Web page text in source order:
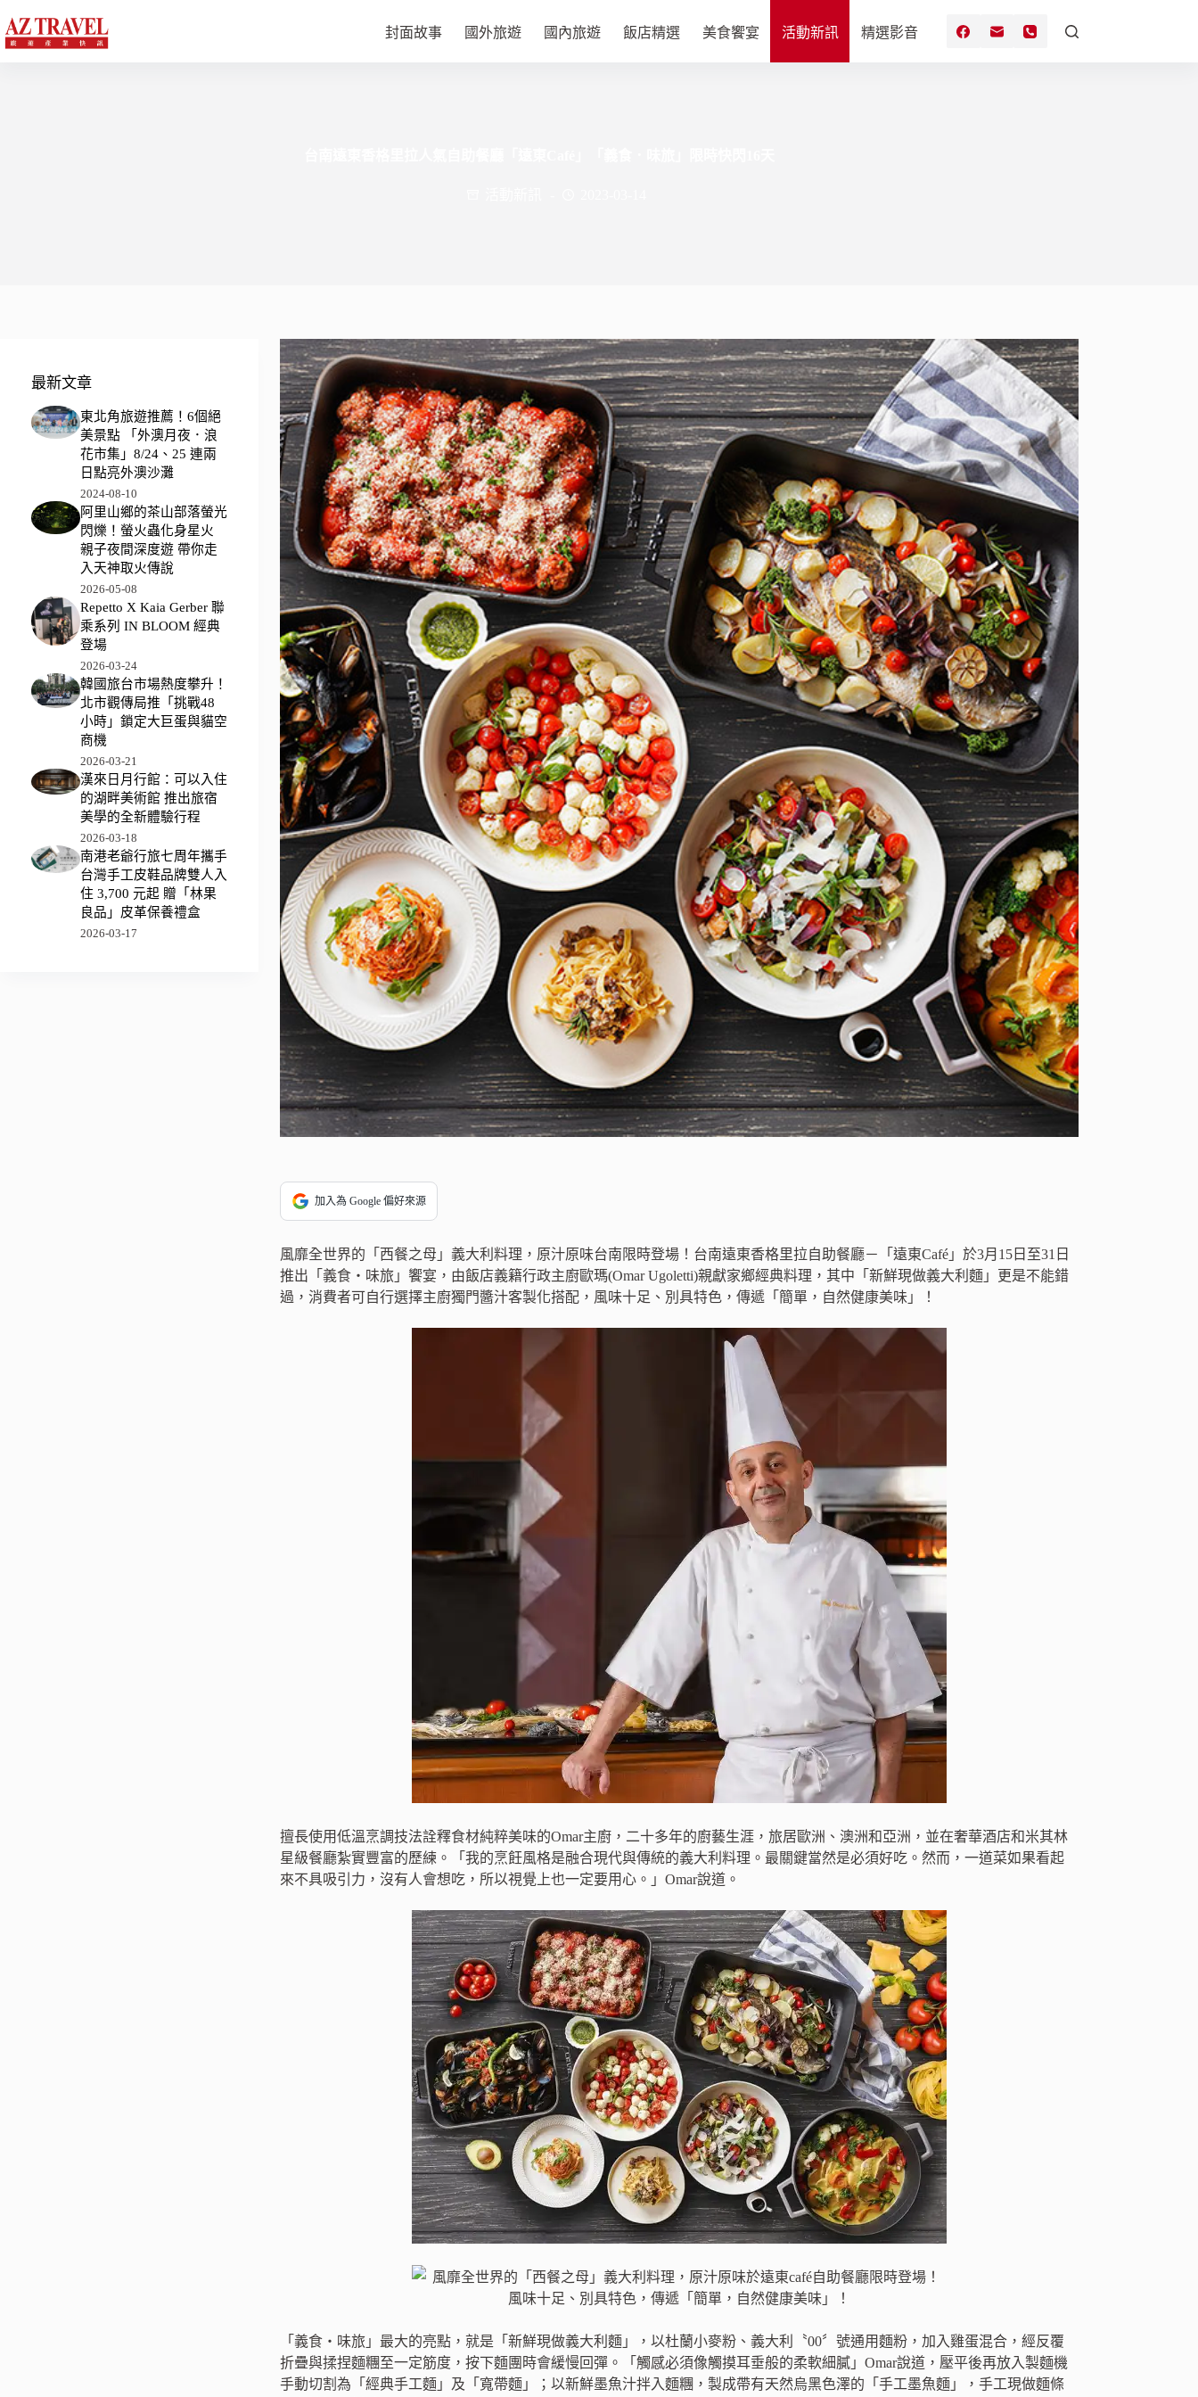
至
主
封面故事 國外旅遊 國內旅遊 飯店精選 美食饗宴 活動新訊 精選影音
加入為 Google 偏好來源
風靡全世界的「西餐之母」義大利料理，原汁原味台南限時登場！台南遠東香格里拉自助餐廳－「遠東Café」於3月15日至31日
推出「義食‧味旅」饗宴，由飯店義籍行政主廚歐瑪(Omar Ugoletti)親獻家鄉經典料理，其中「新鮮現做義大利麵」更是不能錯
過，消費者可自行選擇主廚獨門醬汁客製化搭配，風味十足、別具特色，傳遞「簡單，自然健康美味」！
擅長使用低溫烹調技法詮釋食材純粹美味的Omar主廚，二十多年的廚藝生涯，旅居歐洲、澳洲和亞洲，並在奢華酒店和米其林
星級餐廳紮實豐富的歷練。「我的烹飪風格是融合現代與傳統的義大利料理。最關鍵當然是必須好吃。然而，一道菜如果看起
來不具吸引力，沒有人會想吃，所以視覺上也一定要用心。」Omar說道。
「義食‧味旅」最大的亮點，就是「新鮮現做義大利麵」，以杜蘭小麥粉、義大利〝00〞號通用麵粉，加入雞蛋混合，經反覆
折疊與揉捏麵糰至一定筋度，按下麵團時會緩慢回彈。「觸感必須像觸摸耳垂般的柔軟細膩」Omar說道，壓平後再放入製麵機
手動切割為「經典手工麵」及「寬帶麵」；以新鮮墨魚汁拌入麵糰，製成帶有天然烏黑色澤的「手工墨魚麵」，手工現做麵條
最新文章
東北角旅遊推薦！6個絕
美景點 「外澳月夜．浪
花市集」8/24、25 連兩
日點亮外澳沙灘
2024-08-10
阿里山鄉的茶山部落螢光
閃爍！螢火蟲化身星火
親子夜間深度遊 帶你走
入天神取火傳說
2026-05-08
Repetto X Kaia Gerber 聯
乘系列 IN BLOOM 經典
登場
2026-03-24
韓國旅台市場熱度攀升！
北市觀傳局推「挑戰48
小時」鎖定大巨蛋與貓空
商機
2026-03-21
漢來日月行館：可以入住
的湖畔美術館 推出旅宿
美學的全新體驗行程
2026-03-18
南港老爺行旅七周年攜手
台灣手工皮鞋品牌雙人入
住 3,700 元起 贈「林果
良品」皮革保養禮盒
2026-03-17